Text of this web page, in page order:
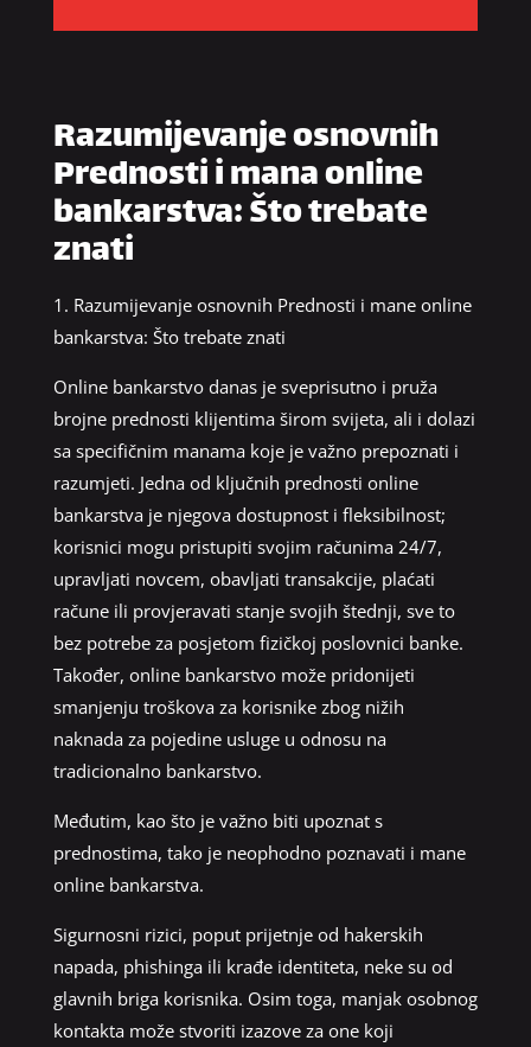
Razumijevanje osnovnih
Prednosti i mana online
bankarstva: Što trebate
znati
1. Razumijevanje osnovnih Prednosti i mane online
bankarstva: Što trebate znati
Online bankarstvo danas je sveprisutno i pruža
brojne prednosti klijentima širom svijeta, ali i dolazi
sa specifičnim manama koje je važno prepoznati i
razumjeti. Jedna od ključnih prednosti online
bankarstva je njegova dostupnost i fleksibilnost;
korisnici mogu pristupiti svojim računima 24/7,
upravljati novcem, obavljati transakcije, plaćati
račune ili provjeravati stanje svojih štednji, sve to
bez potrebe za posjetom fizičkoj poslovnici banke.
Također, online bankarstvo može pridonijeti
smanjenju troškova za korisnike zbog nižih
naknada za pojedine usluge u odnosu na
tradicionalno bankarstvo.
Međutim, kao što je važno biti upoznat s
prednostima, tako je neophodno poznavati i mane
online bankarstva.
Sigurnosni rizici, poput prijetnje od hakerskih
napada, phishinga ili krađe identiteta, neke su od
glavnih briga korisnika. Osim toga, manjak osobnog
kontakta može stvoriti izazove za one koji